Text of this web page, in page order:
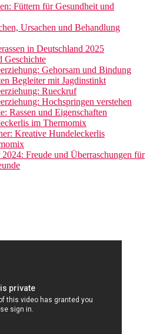
Füttern für Gesundheit und
Ursachen und Behandlung
in Deutschland 2025
Geschichte
Gehorsam und Bindung
Begleiter mit Jagdinstinkt
Rueckruf
Hochspringen verstehen
Rassen und Eigenschaften
im Thermomix
Kreative Hundeleckerlis
Freude und Überraschungen für